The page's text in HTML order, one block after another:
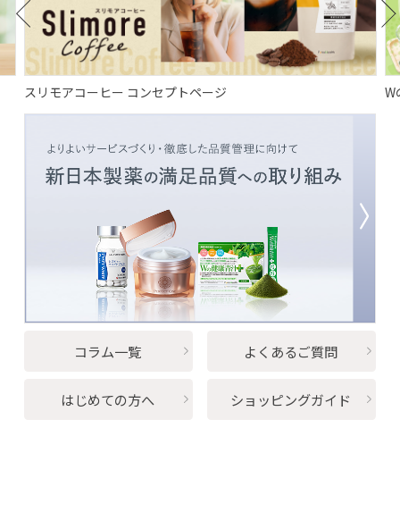
お知らせ
2026/06/01
パーフェクトワン20周年specialサイト公
開！
旬をおいしく！キレイになれる春野菜レシ
お知らせ
2025/12/26
2026年のカレンダーが完成！今年は占いも
スリモアコーヒー コンセプトページ W
コラム一覧 よくあるご質問
はじめての方へ ショッピングガイド